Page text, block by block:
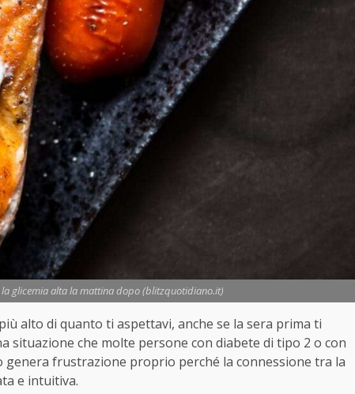
la glicemia alta la mattina dopo (blitzquotidiano.it)
alto di quanto ti aspettavi, anche se la sera prima ti
situazione che molte persone con diabete di tipo 2 o con
genera frustrazione proprio perché la connessione tra la
e intuitiva.